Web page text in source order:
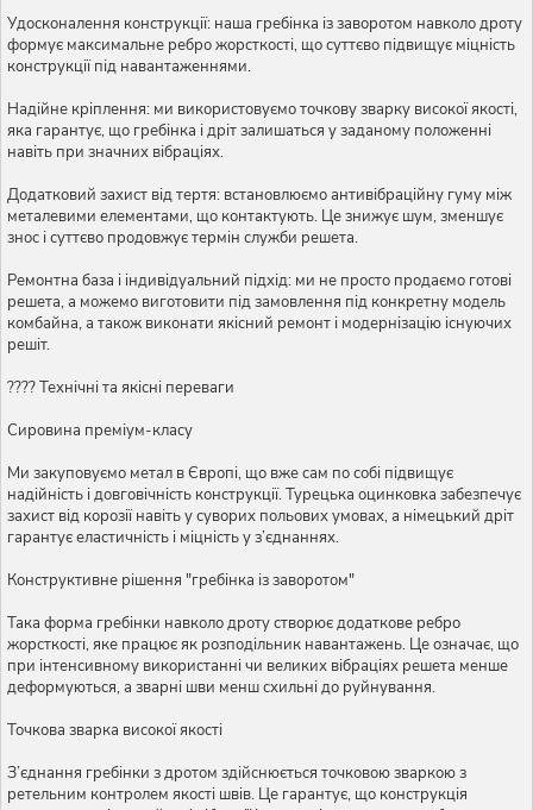
Удосконалення конструкції: наша гребінка із заворотом навколо дроту
формує максимальне ребро жорсткості, що суттєво підвищує міцність
конструкції під навантаженнями.
Надійне кріплення: ми використовуємо точкову зварку високої якості,
яка гарантує, що гребінка і дріт залишаться у заданому положенні
навіть при значних вібраціях.
Додатковий захист від тертя: встановлюємо антивібраційну гуму між
металевими елементами, що контактують. Це знижує шум, зменшує
знос і суттєво продовжує термін служби решета.
Ремонтна база і індивідуальний підхід: ми не просто продаємо готові
решета, а можемо виготовити під замовлення під конкретну модель
комбайна, а також виконати якісний ремонт і модернізацію існуючих
решіт.
???? Технічні та якісні переваги
Сировина преміум-класу
Ми закуповуємо метал в Європі, що вже сам по собі підвищує
надійність і довговічність конструкції. Турецька оцинковка забезпечує
захист від корозії навіть у суворих польових умовах, а німецький дріт
гарантує еластичність і міцність у з’єднаннях.
Конструктивне рішення "гребінка із заворотом"
Така форма гребінки навколо дроту створює додаткове ребро
жорсткості, яке працює як розподільник навантажень. Це означає, що
при інтенсивному використанні чи великих вібраціях решета менше
деформуються, а зварні шви менш схильні до руйнування.
Точкова зварка високої якості
З’єднання гребінки з дротом здійснюється точковою зваркою з
ретельним контролем якості швів. Це гарантує, що конструкція